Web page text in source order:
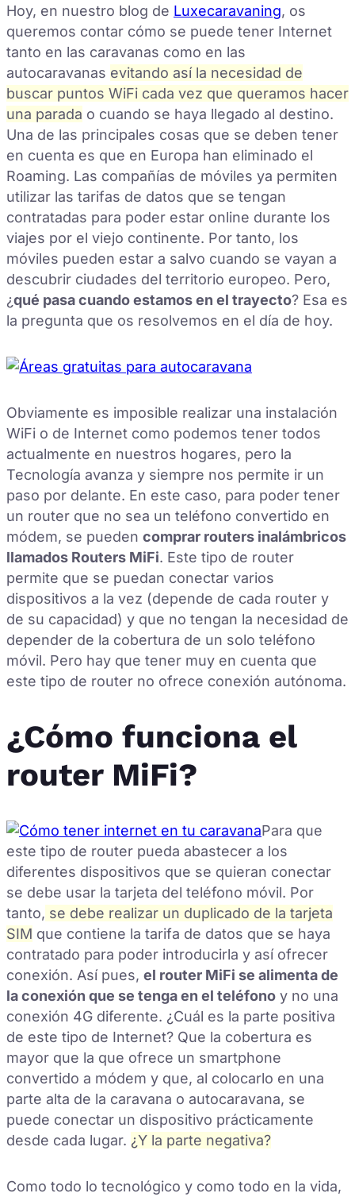
Hoy, en nuestro blog de Luxecaravaning, os
queremos contar cómo se puede tener Internet
tanto en las caravanas como en las
autocaravanas evitando así la necesidad de
buscar puntos WiFi cada vez que queramos hacer
una parada o cuando se haya llegado al destino.
Una de las principales cosas que se deben tener
en cuenta es que en Europa han eliminado el
Roaming. Las compañías de móviles ya permiten
utilizar las tarifas de datos que se tengan
contratadas para poder estar online durante los
viajes por el viejo continente. Por tanto, los
móviles pueden estar a salvo cuando se vayan a
descubrir ciudades del territorio europeo. Pero,
¿qué pasa cuando estamos en el trayecto? Esa es
la pregunta que os resolvemos en el día de hoy.
Obviamente es imposible realizar una instalación
WiFi o de Internet como podemos tener todos
actualmente en nuestros hogares, pero la
Tecnología avanza y siempre nos permite ir un
paso por delante. En este caso, para poder tener
un router que no sea un teléfono convertido en
módem, se pueden comprar routers inalámbricos
llamados Routers MiFi. Este tipo de router
permite que se puedan conectar varios
dispositivos a la vez (depende de cada router y
de su capacidad) y que no tengan la necesidad de
depender de la cobertura de un solo teléfono
móvil. Pero hay que tener muy en cuenta que
este tipo de router no ofrece conexión autónoma.
¿Cómo funciona el
router MiFi?
Para que
este tipo de router pueda abastecer a los
diferentes dispositivos que se quieran conectar
se debe usar la tarjeta del teléfono móvil. Por
tanto, se debe realizar un duplicado de la tarjeta
SIM que contiene la tarifa de datos que se haya
contratado para poder introducirla y así ofrecer
conexión. Así pues, el router MiFi se alimenta de
la conexión que se tenga en el teléfono y no una
conexión 4G diferente. ¿Cuál es la parte positiva
de este tipo de Internet? Que la cobertura es
mayor que la que ofrece un smartphone
convertido a módem y que, al colocarlo en una
parte alta de la caravana o autocaravana, se
puede conectar un dispositivo prácticamente
desde cada lugar. ¿Y la parte negativa?
Como todo lo tecnológico y como todo en la vida,